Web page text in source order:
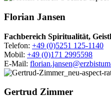
Florian Jansen
Fachbereich Spiritualität,
Telefon: +49 (0)5251 125-1140
Mobil: +49 (0)171 2995598
E-Mail:
Gertrud Zimmer